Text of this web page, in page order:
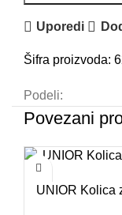
Uporedi
Šifra proizvoda:
Podeli:
Povezani
UNIOR Kolica